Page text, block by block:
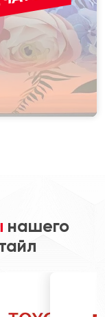
нашего